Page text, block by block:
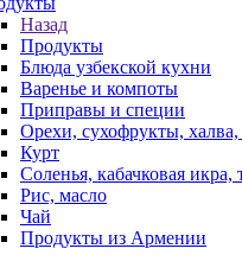
Назад
Продукты
Блюда узбекской кухни
Варенье и компоты
Приправы и специи
Орехи, сухофрукты,
Курт
Соленья, кабачковая икра,
Рис, масло
Чай
Продукты из Армении